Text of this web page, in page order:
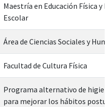
Maestría en Educación Física y
Escolar
Área de Ciencias Sociales y
Facultad de Cultura Física
Programa alternativo de
para mejorar los hábitos